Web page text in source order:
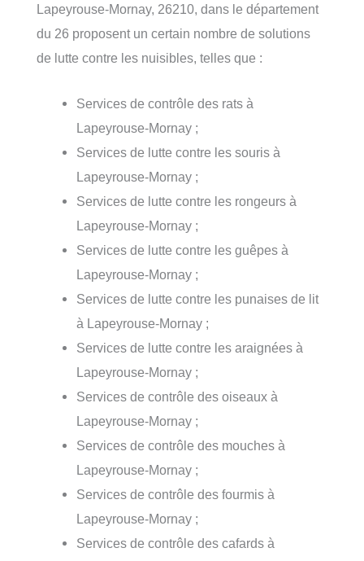
Lapeyrouse-Mornay, 26210, dans le département
du 26 proposent un certain nombre de solutions
de lutte contre les nuisibles, telles que :
Services de contrôle des rats à
Lapeyrouse-Mornay ;
Services de lutte contre les souris à
Lapeyrouse-Mornay ;
Services de lutte contre les rongeurs à
Lapeyrouse-Mornay ;
Services de lutte contre les guêpes à
Lapeyrouse-Mornay ;
Services de lutte contre les punaises de lit
à Lapeyrouse-Mornay ;
Services de lutte contre les araignées à
Lapeyrouse-Mornay ;
Services de contrôle des oiseaux à
Lapeyrouse-Mornay ;
Services de contrôle des mouches à
Lapeyrouse-Mornay ;
Services de contrôle des fourmis à
Lapeyrouse-Mornay ;
Services de contrôle des cafards à